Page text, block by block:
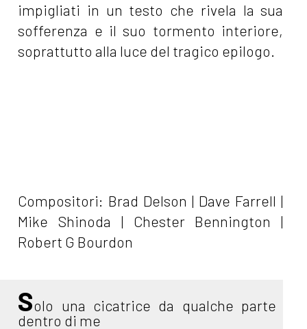
impigliati in un testo che rivela la sua
sofferenza e il suo tormento interiore,
soprattutto alla luce del tragico epilogo.
Compositori: Brad Delson | Dave Farrell |
Mike Shinoda | Chester Bennington |
Robert G Bourdon
Solo una cicatrice da qualche parte
dentro di me